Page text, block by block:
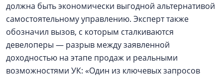
должна быть экономически выгодной альтернативой
самостоятельному управлению. Эксперт также
обозначил вызов, с которым сталкиваются
девелоперы — разрыв между заявленной
доходностью на этапе продаж и реальными
возможностями УК: «Один из ключевых запросов